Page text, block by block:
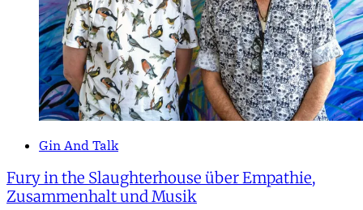
Gin And Talk
Fury in the Slaughterhouse über Empathie,
Zusammenhalt und Musik